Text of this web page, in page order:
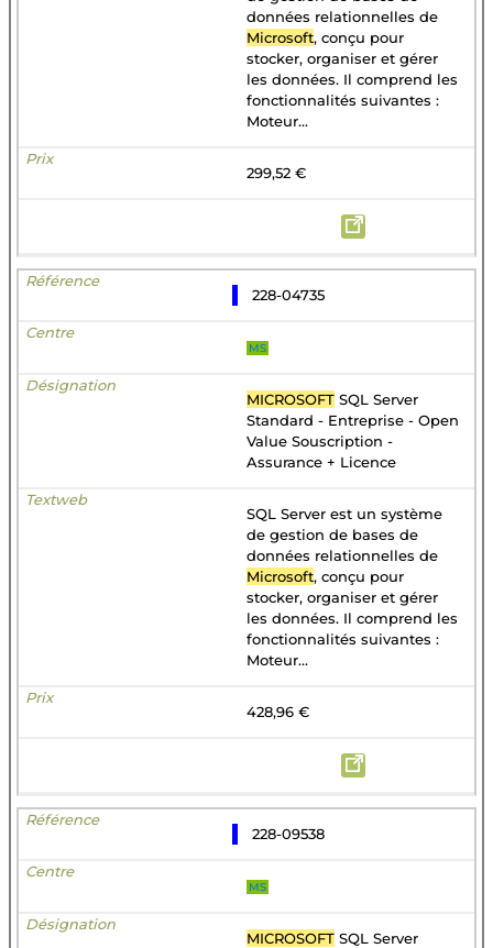
données relationnelles de
Microsoft, conçu pour
stocker, organiser et gérer
les données. Il comprend les
fonctionnalités suivantes :
Moteur...
299,52 €
228-04735
MS
MICROSOFT SQL Server
Standard - Entreprise - Open
Value Souscription -
Assurance + Licence
SQL Server est un système
de gestion de bases de
données relationnelles de
Microsoft, conçu pour
stocker, organiser et gérer
les données. Il comprend les
fonctionnalités suivantes :
Moteur...
428,96 €
228-09538
MS
MICROSOFT SQL Server